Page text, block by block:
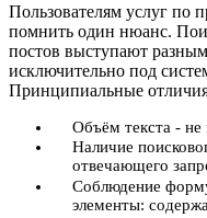
Пользователям услуг
помнить один нюанс.
постов выступают
исключительно под
Принципиальные
Объём текста - не
Наличие
отвечающего
Соблюдение
элементы: